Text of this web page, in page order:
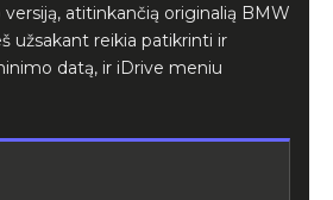
atitinkančią originalią BMW
užsakant reikia patikrinti ir
datą, ir iDrive meniu